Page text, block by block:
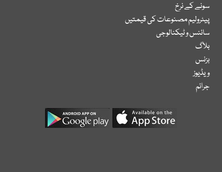
سونے کے نرخ
پیٹرولیم مصنوعات کی قیمتیں
سائنس و ٹیکنالوجی
بلاگ
بزنس
ویڈیوز
جرائم